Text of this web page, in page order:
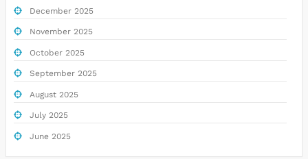
December 2025
November 2025
October 2025
September 2025
August 2025
July 2025
June 2025